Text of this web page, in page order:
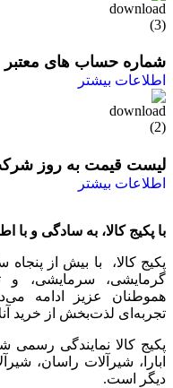
شماره حساب های معتبر
اطلاعات بیشتر
لیست قیمت به روز
اطلاعات بیشتر
با پکیج کالا، به سادگی و با
پکیج کالا، با بیش از
گرمایشی، سرمایشی، و
هموطنان عزیز ادامه
تجربه‌ای لذت‌بخش از خرید
پکیج کالا نمایندگی
ابارا، شیرآلات راسان،
دیگر است.